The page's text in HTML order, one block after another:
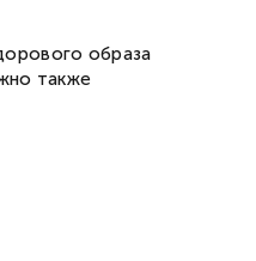
образа
также